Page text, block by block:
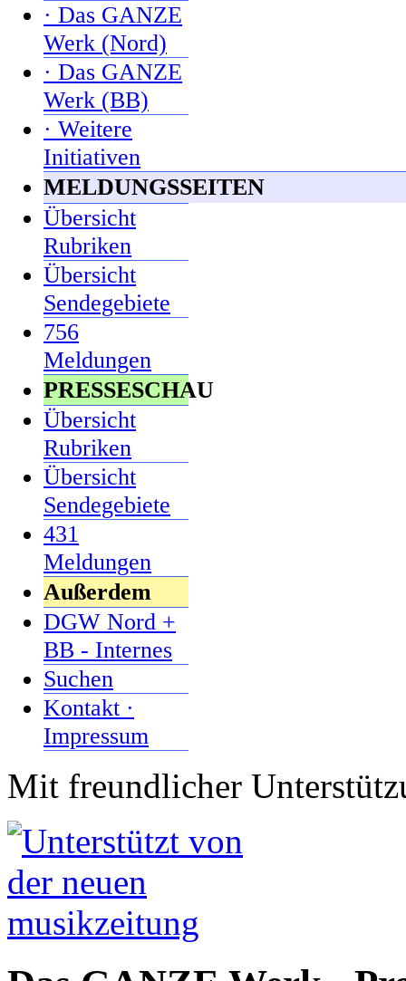
· Das GANZE
Werk (Nord)
· Das GANZE
Werk (BB)
· Weitere
Initiativen
MELDUNGSSEITEN
Übersicht
Rubriken
Übersicht
Sendegebiete
756
Meldungen
PRESSESCHAU
Übersicht
Rubriken
Übersicht
Sendegebiete
431
Meldungen
Außerdem
DGW Nord +
BB - Internes
Suchen
Kontakt ·
Impressum
Mit freundlicher